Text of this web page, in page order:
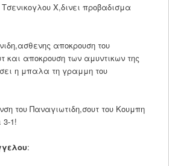
Τσενικογλου Χ,δινει προβαδισμα
αποκρουση του
και αποκρουση των αμυντικων της
η μπαλα τη γραμμη του
του Παναγιωτιδη,σουτ του Κουμπη
1!
: